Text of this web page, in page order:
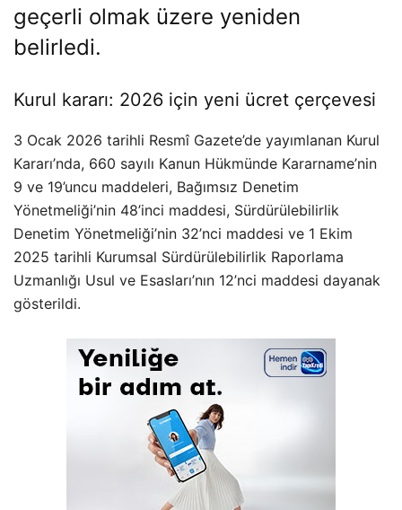
geçerli olmak üzere yeniden
belirledi.
Kurul kararı: 2026 için yeni ücret çerçevesi
3 Ocak 2026 tarihli Resmî Gazete’de yayımlanan Kurul
Kararı’nda, 660 sayılı Kanun Hükmünde Kararname’nin
9 ve 19’uncu maddeleri, Bağımsız Denetim
Yönetmeliği’nin 48’inci maddesi, Sürdürülebilirlik
Denetim Yönetmeliği’nin 32’nci maddesi ve 1 Ekim
2025 tarihli Kurumsal Sürdürülebilirlik Raporlama
Uzmanlığı Usul ve Esasları’nın 12’nci maddesi dayanak
gösterildi.